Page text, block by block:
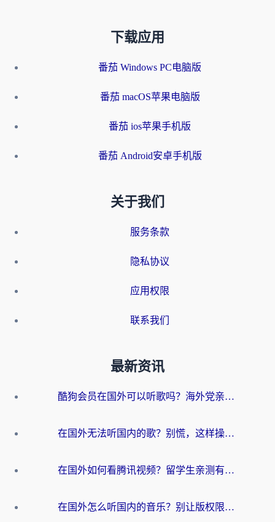
下载应用
番茄 Windows PC电脑版
番茄 macOS苹果电脑版
番茄 ios苹果手机版
番茄 Android安卓手机版
关于我们
服务条款
隐私协议
应用权限
联系我们
最新资讯
酷狗会员在国外可以听歌吗？海外党亲测有效：3步解决音乐权限难题
在国外无法听国内的歌？别慌，这样操作就能畅听QQ音乐（附亲测加速器推荐）
在国外如何看腾讯视频？留学生亲测有效的回国加速方案
在国外怎么听国内的音乐？别让版权限制断了你的华语歌单